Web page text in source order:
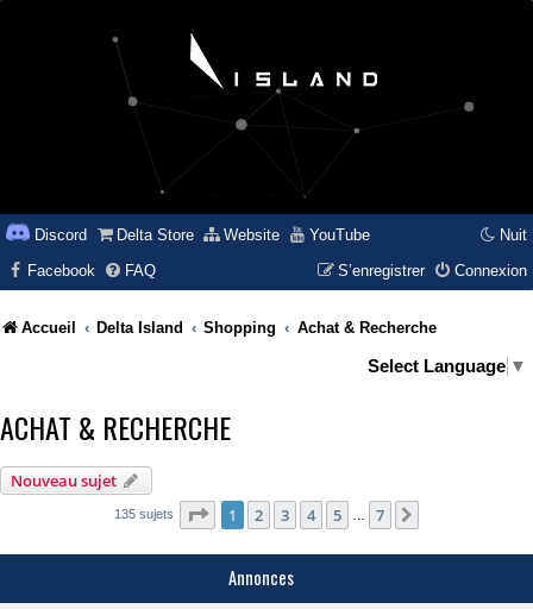
Nuit
Discord Delta Store Website
YouTube
Facebook
FAQ Connexion
S’enregistrer
Accueil Delta Island Shopping Achat & Recherche
Select Language ▼
ACHAT & RECHERCHE
Nouveau sujet
135 sujets Page 1sur7
1 2 3 4 5 7
Annonces